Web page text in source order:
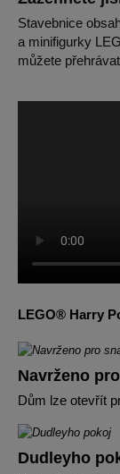
Stavebnice
a minifigurky
můžete
LEGO® Harry
Navrženo
Dům lze otevřít
Dudleyho